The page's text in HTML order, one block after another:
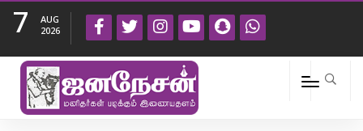
7
AUG
2026